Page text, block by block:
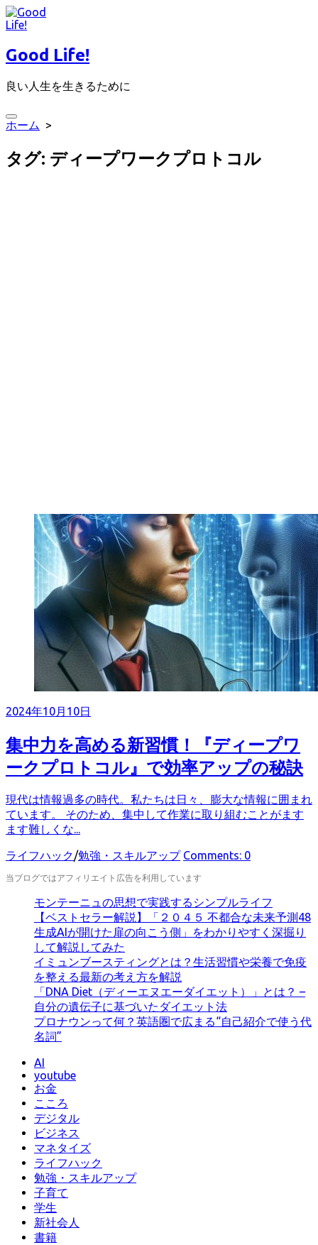
コ
ン
ン
へ
キ
ッ
Good Life!
良い人生を生きるために
検
り
ホーム >
タグ: ディープワークプロトコル
2024年10月10日
集中力を高める新習慣！『ディープワ
ークプロトコル』で効率アップの秘訣
現代は情報過多の時代。私たちは日々、膨大な情報に囲まれ
ています。 そのため、集中して作業に取り組むことがます
ます難しくな...
カ
ゴ
ライフハック/勉強・スキルアップ Comments: 0
当ブログではアフィリエイト広告を利用しています
モンテーニュの思想で実践するシンプルライフ
【ベストセラー解説】「２０４５ 不都合な未来予測48
生成AIが開けた扉の向こう側」をわかりやすく深掘り
して解説してみた
イミュンブースティングとは？生活習慣や栄養で免疫
を整える最新の考え方を解説
「DNA Diet（ディーエヌエーダイエット）」とは？ –
自分の遺伝子に基づいたダイエット法
プロナウンって何？英語圏で広まる“自己紹介で使う代
名詞”
AI
youtube
お金
こころ
デジタル
ビジネス
マネタイズ
ライフハック
勉強・スキルアップ
子育て
学生
新社会人
書籍